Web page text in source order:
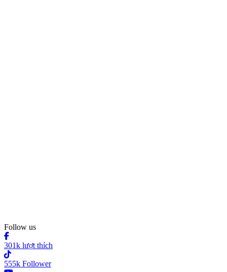
Follow us
301k lượt thích
555k Follower